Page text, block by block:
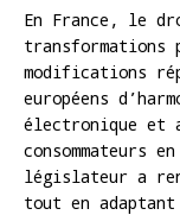
En France, le
transformations
modifications
européens
électronique et
consommateurs
législateur a
tout en